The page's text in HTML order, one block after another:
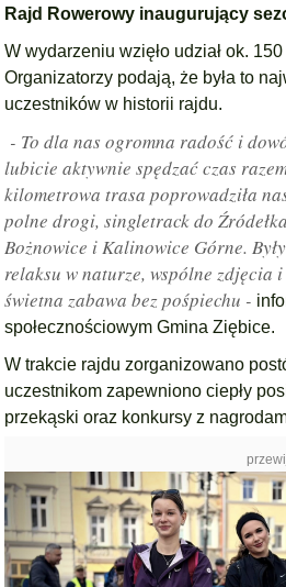
Rajd Rowerowy inaugurujący
W wydarzeniu wzięło udział ok.
Organizatorzy podają, że była to
uczestników w historii rajdu.
- To dla nas ogromna radość i
lubicie aktywnie spędzać czas
kilometrowa trasa poprowadziła
polne drogi, singletrack do
Bożnowice i Kalinowice Górne.
relaksu w naturze, wspólne zdjęcia
świetna zabawa bez pośpiechu -
społecznościowym Gmina Ziębice.
W trakcie rajdu zorganizowano
uczestnikom zapewniono ciepły
przekąski oraz konkursy z